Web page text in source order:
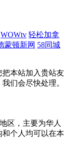
WOWtv 轻松加拿
蒙顿新网 58同城
本站加入贵站友
们会尽快处理。
区，主要为华人
个人均可以在本